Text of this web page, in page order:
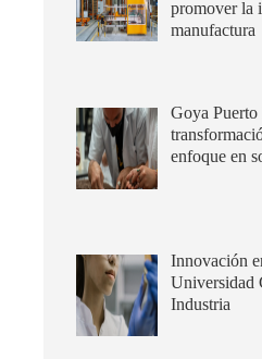
promover la
manufactura
Goya
enfoque en
Innovación
Universidad
Industria